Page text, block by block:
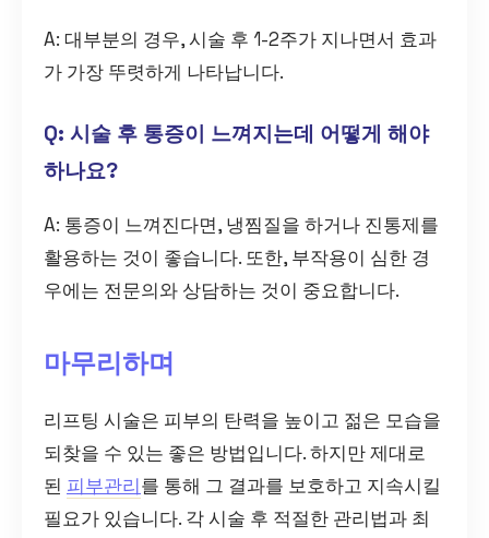
A: 대부분의 경우, 시술 후 1-2주가 지나면서 효과
가 가장 뚜렷하게 나타납니다.
Q: 시술 후 통증이 느껴지는데 어떻게 해야
하나요?
A: 통증이 느껴진다면, 냉찜질을 하거나 진통제를
활용하는 것이 좋습니다. 또한, 부작용이 심한 경
우에는 전문의와 상담하는 것이 중요합니다.
마무리하며
리프팅 시술은 피부의 탄력을 높이고 젊은 모습을
되찾을 수 있는 좋은 방법입니다. 하지만 제대로
된 피부관리를 통해 그 결과를 보호하고 지속시킬
필요가 있습니다. 각 시술 후 적절한 관리법과 최